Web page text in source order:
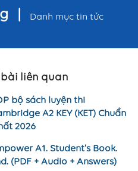
Danh mục tin tức
bài liên quan
bộ sách luyện thi
A2 KEY (KET) Chuẩn
2026
A1. Student's Book.
(PDF + Audio + Answers)